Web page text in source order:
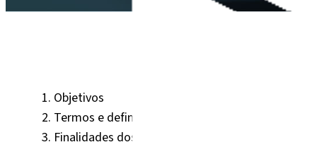
1. Objetivos
2. Termos e definições
3. Finalidades dos tratamentos de Dados Pessoais